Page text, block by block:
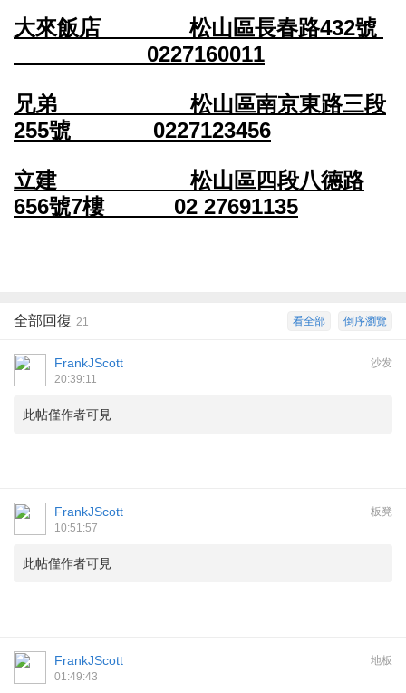
大來飯店 松山區長春路432號
0227160011
兄弟 松山區南京東路三段
255號 0227123456
立建 松山區四段八德路
656號7樓 02 27691135
倒序瀏覽
看全部
全部回復 21
沙发
FrankJScott
20:39:11
此帖僅作者可見
板凳
FrankJScott
10:51:57
此帖僅作者可見
地板
FrankJScott
01:49:43